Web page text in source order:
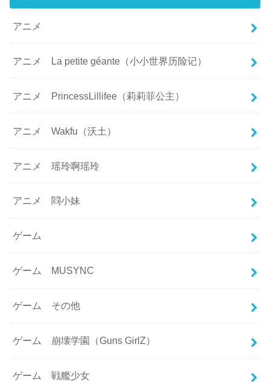
アニメ
アニメ La petite géante（小小世界历险记）
アニメ PrincessLillifee（莉莉菲公主）
アニメ Wakfu（沃土）
アニメ 瑶玲啊瑶玲
アニメ 閰小妹
ゲーム
ゲーム MUSYNC
ゲーム その他
ゲーム 崩壊学園（Guns GirlZ）
ゲーム 戦艦少女